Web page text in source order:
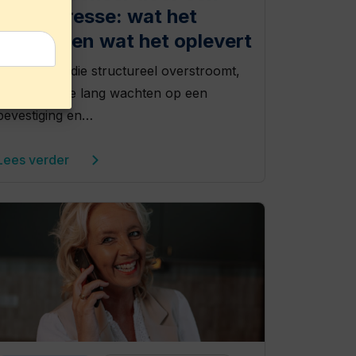
secretaresse: wat het
inhoudt en wat het oplevert
agenda die structureel overstroomt,
klanten die te lang wachten op een
en…
verder